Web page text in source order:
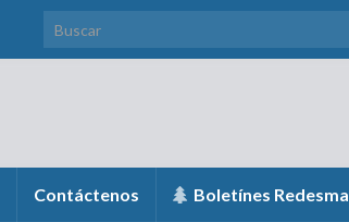
Search for:
Contáctenos Boletínes Redesma